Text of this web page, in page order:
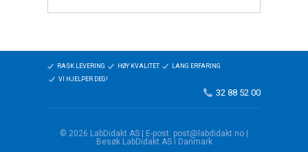
RASK LEVERING HØY KVALITET
LANG ERFARING
VI HJELPER DEG!
32 88 52 00
© 2026 LabDidakt AS | E-post: post@labdidakt.no |
Besøk LabDidakt AS i Danmark